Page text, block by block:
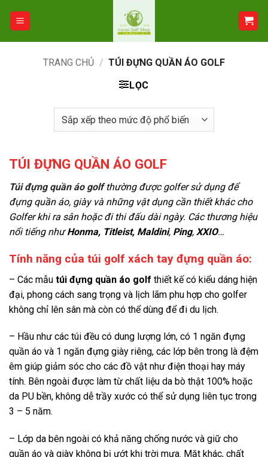
TRANG CHỦ / TÚI ĐỰNG QUẦN ÁO GOLF
LỌC
TÚI ĐỰNG QUẦN ÁO GOLF
Túi đựng quần áo golfthường được golfer sử dụng để
đựng quần áo, giày và những vật dụng cần thiết khác cho
Golfer khi ra sân hoặc đi thi đấu dài ngày. Các thương hiệu
nổi tiếng nhưHonma, Titleist, Maldini, Ping, XXIO…
Tính năng của túi golf xách tay đựng quần áo:
– Các mẫu túi đựng quần áo golf thiết kế có kiểu dáng hiện
đại, phong cách sang trọng và lịch lãm phu hợp cho golfer
không chỉ lên sân mà còn có thể dùng để đi du lịch.
– Hầu như các túi đều có dung lượng lớn, có 1 ngăn đựng
quần áo và 1 ngăn đựng giày riêng, các lớp bên trong là đệm
êm giúp giảm sóc cho các đồ vật như điện thoại hay máy
tính. Bên ngoài được làm từ chất liệu da bò thật 100% hoặc
da PU bền, không dễ trầy xước có thể sử dụng liên tục trong
3 – 5 năm.
– Lớp da bên ngoài có khả năng chống nước và giữ cho
quần áo và giày không bị ướt khi trời mưa. Mặt khác, chất